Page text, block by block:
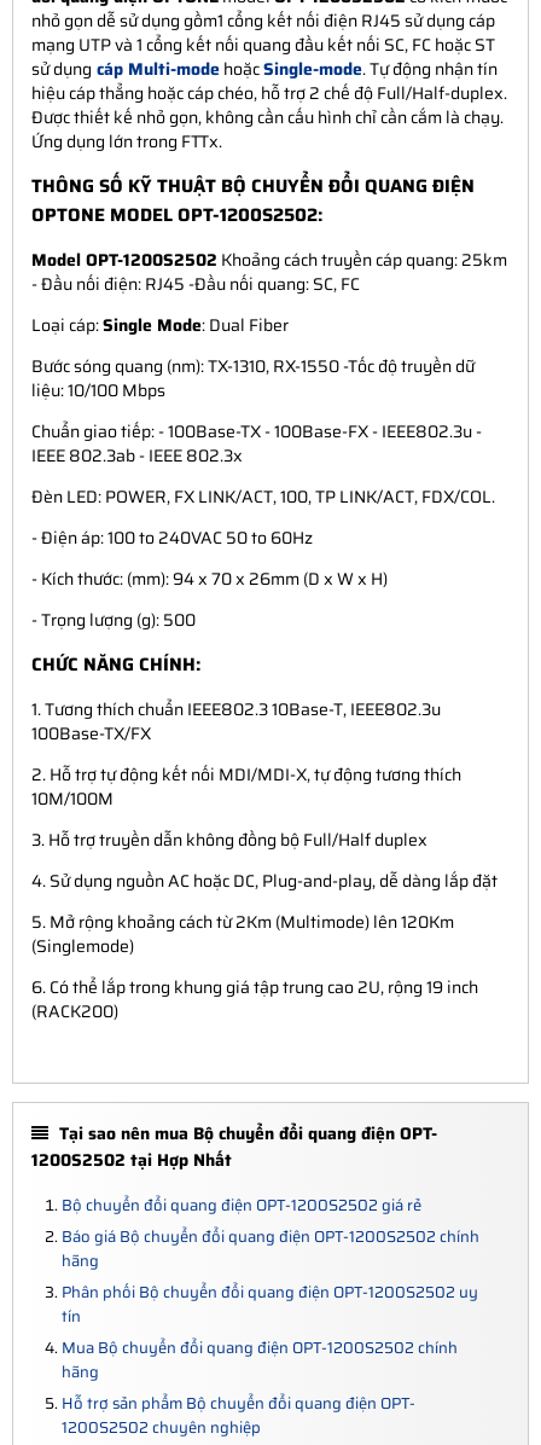
nhỏ gọn dễ sử dụng gồm1 cổng kết nối điện RJ45 sử dụng cáp
mạng UTP và 1 cổng kết nối quang đầu kết nối SC, FC hoặc ST
sử dụng cáp Multi-modehoặcSingle-mode. Tự động nhận tín
hiệu cáp thẳng hoặc cáp chéo, hỗ trợ 2 chế độ Full/Half-duplex.
Được thiết kế nhỏ gọn, không cần cấu hình chỉ cần cắm là chạy.
Ứng dụng lớn trong FTTx.
THÔNG SỐ KỸ THUẬT BỘ CHUYỂN ĐỔI QUANG ĐIỆN
OPTONE MODEL OPT-1200S2502:
Model OPT-1200S2502 Khoảng cách truyền cáp quang: 25km
- Đầu nối điện: RJ45 -Đầu nối quang: SC, FC
Loại cáp:Single Mode: Dual Fiber
Bước sóng quang (nm): TX-1310, RX-1550 -Tốc độ truyền dữ
liệu: 10/100 Mbps
Chuẩn giao tiếp: - 100Base-TX - 100Base-FX - IEEE802.3u -
IEEE 802.3ab - IEEE 802.3x
Đèn LED: POWER, FX LINK/ACT, 100, TP LINK/ACT, FDX/COL.
- Điện áp: 100 to 240VAC 50 to 60Hz
- Kích thước: (mm): 94 x 70 x 26mm (D x W x H)
- Trọng lượng (g): 500
CHỨC NĂNG CHÍNH:
1. Tương thích chuẩn IEEE802.3 10Base-T, IEEE802.3u
100Base-TX/FX
2. Hỗ trợ tự động kết nối MDI/MDI-X, tự động tương thích
10M/100M
3. Hỗ trợ truyền dẫn không đồng bộ Full/Half duplex
4. Sử dụng nguồn AC hoặc DC, Plug-and-play, dễ dàng lắp đặt
5. Mở rộng khoảng cách từ 2Km (Multimode) lên 120Km
(Singlemode)
6. Có thể lắp trong khung giá tập trung cao 2U, rộng 19 inch
(RACK200)
Tại sao nên mua Bộ chuyển đổi quang điện OPT-
1200S2502 tại Hợp Nhất
Bộ chuyển đổi quang điện OPT-1200S2502 giá rẻ
Báo giá Bộ chuyển đổi quang điện OPT-1200S2502 chính
hãng
Phân phối Bộ chuyển đổi quang điện OPT-1200S2502 uy
tín
Mua Bộ chuyển đổi quang điện OPT-1200S2502 chính
hãng
Hỗ trợ sản phẩm Bộ chuyển đổi quang điện OPT-
1200S2502 chuyên nghiệp